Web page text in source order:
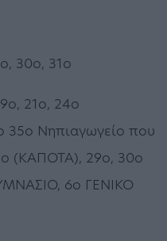
30ο, 31ο
21ο, 24ο
35ο Νηπιαγωγείο που
(ΚΑΠΟΤΑ), 29ο, 30ο
6ο ΓΕΝΙΚΟ